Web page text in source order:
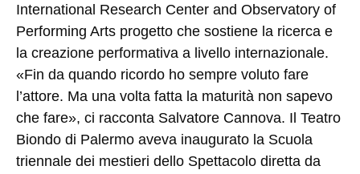
International Research Center and Observatory of
Performing Arts progetto che sostiene la ricerca e
la creazione performativa a livello internazionale.
«Fin da quando ricordo ho sempre voluto fare
l’attore. Ma una volta fatta la maturità non sapevo
che fare», ci racconta Salvatore Cannova. Il Teatro
Biondo di Palermo aveva inaugurato la Scuola
triennale dei mestieri dello Spettacolo diretta da